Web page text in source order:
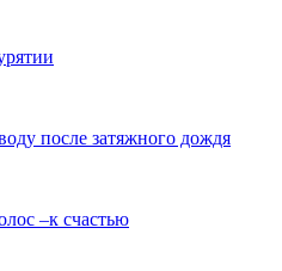
после затяжного дождя
–к счастью